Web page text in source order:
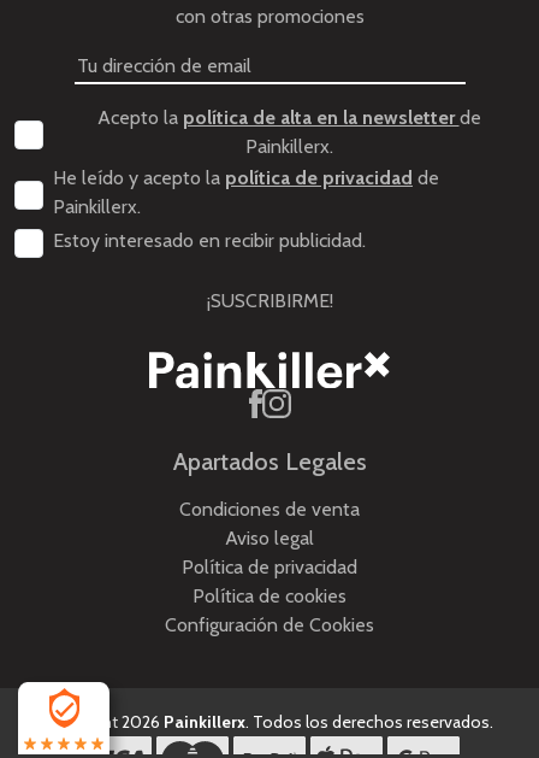
con otras promociones
Acepto la política de alta en la newsletterde
Painkillerx.
He leído y acepto la política de privacidad de
Painkillerx.
Estoy interesado en recibir publicidad.
¡SUSCRIBIRME!
Apartados Legales
Condiciones de venta
Aviso legal
Política de privacidad
Política de cookies
Configuración de Cookies
Copyright 2026 Painkillerx. Todos los derechos reservados.